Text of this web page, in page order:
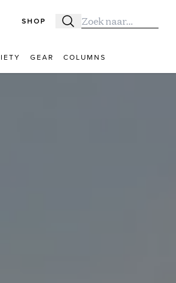
SHOP Zoeken
Zoek naar:
GEAR COLUMNS